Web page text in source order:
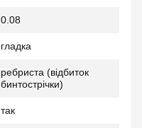
0.08
гладка
ребриста (відбиток
бинтострічки)
так